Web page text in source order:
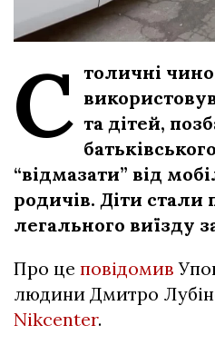
С толичні
та дітей,
“відмазати” від
родичів. Діти
легального виїзду
Про це повідомив
людини Дмитро
Nikcenter.